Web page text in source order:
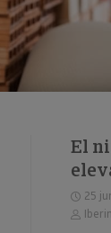
El
del
25